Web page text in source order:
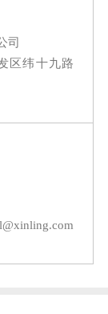
司
区纬十九路